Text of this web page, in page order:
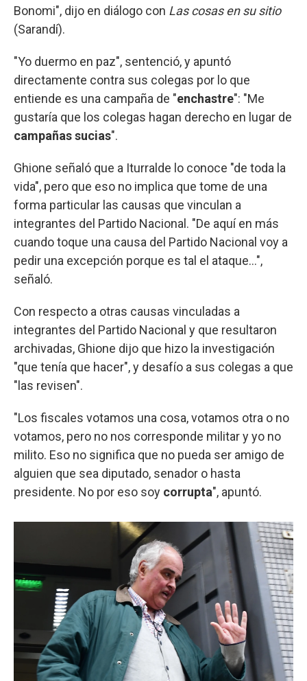
Bonomi", dijo en diálogo con Las cosas en su sitio
(Sarandí).
"Yo duermo en paz", sentenció, y apuntó
directamente contra sus colegas por lo que
entiende es una campaña de "enchastre": "Me
gustaría que los colegas hagan derecho en lugar de
campañas sucias".
Ghione señaló que a Iturralde lo conoce "de toda la
vida", pero que eso no implica que tome de una
forma particular las causas que vinculan a
integrantes del Partido Nacional. "De aquí en más
cuando toque una causa del Partido Nacional voy a
pedir una excepción porque es tal el ataque…",
señaló.
Con respecto a otras causas vinculadas a
integrantes del Partido Nacional y que resultaron
archivadas, Ghione dijo que hizo la investigación
"que tenía que hacer", y desafío a sus colegas a que
"las revisen".
"Los fiscales votamos una cosa, votamos otra o no
votamos, pero no nos corresponde militar y yo no
milito. Eso no significa que no pueda ser amigo de
alguien que sea diputado, senador o hasta
presidente. No por eso soy corrupta", apuntó.